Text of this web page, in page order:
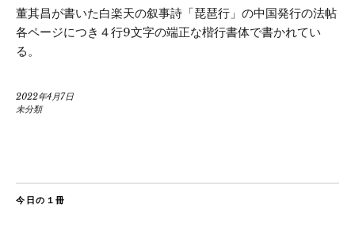
董其昌が書いた白楽天の叙事詩「琵琶行」の中国発行の法帖
各ページにつき４行9文字の端正な楷行書体で書かれてい
る。
2022年4月7日
未分類
今日の１冊